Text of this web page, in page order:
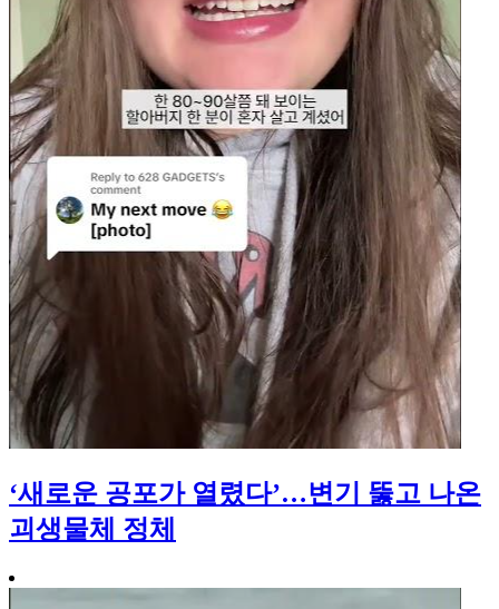
‘새로운 공포가 열렸다’…변기 뚫고 나온
괴생물체 정체